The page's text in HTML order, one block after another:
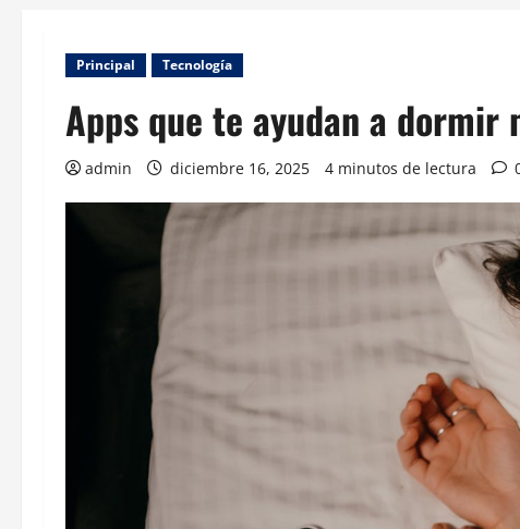
Principal Tecnología
Apps que te ayudan a dormir
admin diciembre 16, 2025 4 minutos de lectura